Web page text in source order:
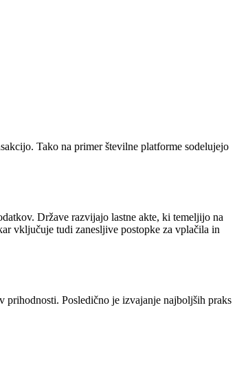
Tako na primer številne platforme sodelujejo
Države razvijajo lastne akte, ki temeljijo na
vključuje tudi zanesljive postopke za vplačila in
Posledično je izvajanje najboljših praks